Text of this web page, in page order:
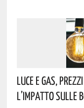
Luce E Gas,
L’impatto Sulle